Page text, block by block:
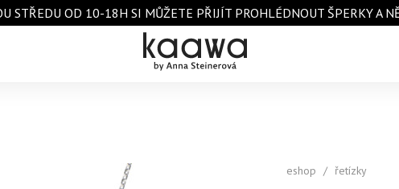
STŘEDU OD 10-18H SI MŮŽETE PŘIJÍT PROHLÉDNOUT ŠPERKY A
eshop / řetízky